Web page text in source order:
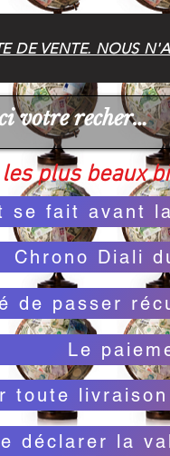
DE VENTE. NOUS
plus beaux
se fait avant
Chrono Diali
de passer
Le
toute